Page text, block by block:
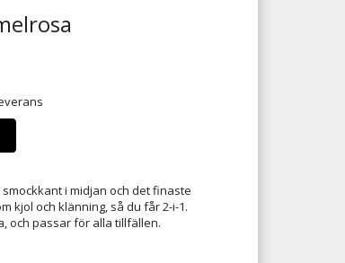
i midjan och det finaste
kjol och klänning, så du får 2-i-1.
och passar för alla tillfällen.